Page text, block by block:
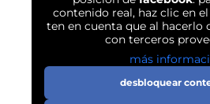
contenido real, haz clic en
ten en cuenta que al hacerlo
con terceros
más
desbloquear